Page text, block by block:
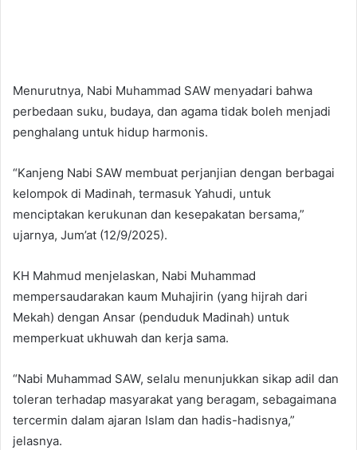
Menurutnya, Nabi Muhammad SAW menyadari bahwa
perbedaan suku, budaya, dan agama tidak boleh menjadi
penghalang untuk hidup harmonis.
“Kanjeng Nabi SAW membuat perjanjian dengan berbagai
kelompok di Madinah, termasuk Yahudi, untuk
menciptakan kerukunan dan kesepakatan bersama,”
ujarnya, Jum’at (12/9/2025).
KH Mahmud menjelaskan, Nabi Muhammad
mempersaudarakan kaum Muhajirin (yang hijrah dari
Mekah) dengan Ansar (penduduk Madinah) untuk
memperkuat ukhuwah dan kerja sama.
“Nabi Muhammad SAW, selalu menunjukkan sikap adil dan
toleran terhadap masyarakat yang beragam, sebagaimana
tercermin dalam ajaran Islam dan hadis-hadisnya,”
jelasnya.